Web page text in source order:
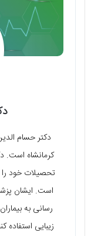
دکتر حسام
کرمانشاه است.
تحصیلات خود را
است. ایشان
رسانی به
زیبایی